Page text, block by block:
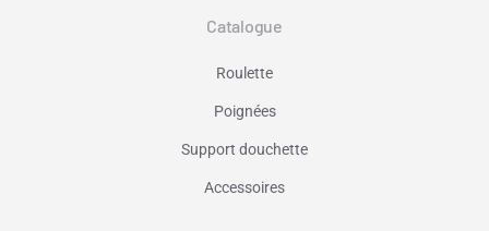
Catalogue
Roulette
Poignées
Support douchette
Accessoires